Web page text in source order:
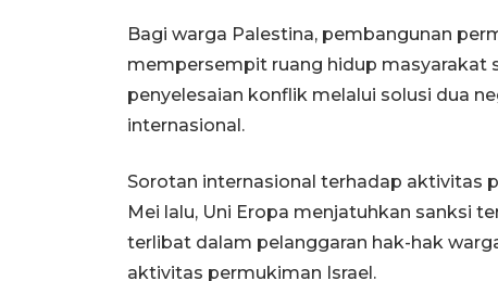
Bagi warga Palestina, pembangunan
mempersempit ruang hidup
penyelesaian konflik melalui solusi dua
internasional.
Sorotan internasional terhadap aktivitas
Mei lalu, Uni Eropa menjatuhkan sanksi
terlibat dalam pelanggaran hak-hak
aktivitas permukiman Israel.